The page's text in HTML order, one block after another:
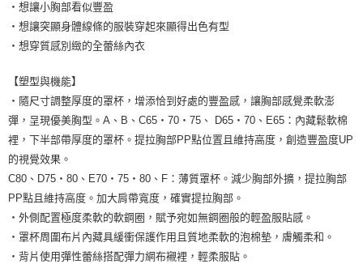
・想讓小胸部看似豐盈
・想讓突顯身體線條的服裝穿起來顯得出色有型
・想穿質感別緻的全蕾絲內衣
【塑型與機能】
・隨尺寸調整厚度的罩杯，增添恰到好處的豐盈感，讓胸部感覺柔軟澎
彈，呈現優美胸型。A、B、C65・70・75、 D65・70、E65：內藏鬆軟棉
裡，下半部帶厚度的罩杯。提拉胸部PP點位置且維持高度，創造豐盈度UP
的視覺效果。
C80、D75・80、E70・75・80、F：薄質罩杯。減少胸部外擴，提拉胸部
PP點且維持高度。加大肩帶寬度，確實提拉胸部。
・外側配置極度柔軟的軟鋼圈，賦予宛如無鋼圈般的輕盈服貼感。
・罩杯周圍布片內藏具緩衝保護作用且質地柔軟的泡棉墊，膚觸柔和。
・背片使用彈性蕾絲搭配彈力網布襯裡，輕柔服貼。